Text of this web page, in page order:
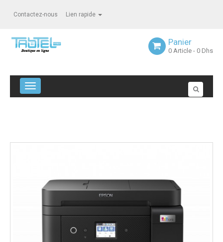
Contactez-nous Lien rapide
Panier
0 Article - 0 Dhs
Navigation bascule